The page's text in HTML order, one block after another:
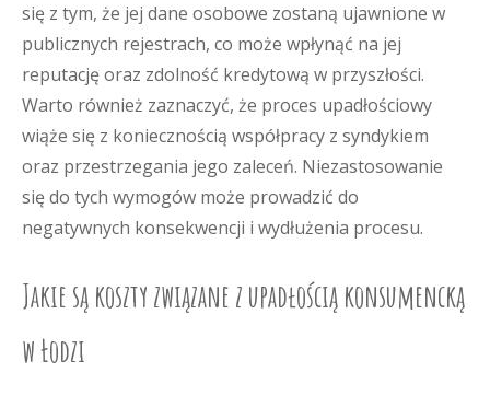
się z tym, że jej dane osobowe zostaną ujawnione w
publicznych rejestrach, co może wpłynąć na jej
reputację oraz zdolność kredytową w przyszłości.
Warto również zaznaczyć, że proces upadłościowy
wiąże się z koniecznością współpracy z syndykiem
oraz przestrzegania jego zaleceń. Niezastosowanie
się do tych wymogów może prowadzić do
negatywnych konsekwencji i wydłużenia procesu.
Jakie są koszty związane z upadłością konsumencką
w Łodzi